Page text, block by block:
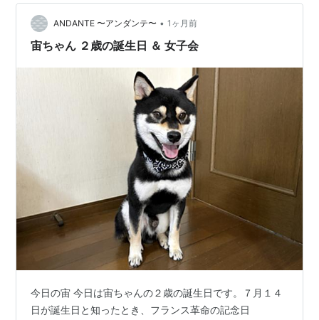
ブンッ！ブンッ！ 勢いよくおもちゃを振り回し始めま
す。 そして、そのイボイボが私の足にガンッ！ガンッ！
これが結構痛い（笑）。 「遊んでほしい」という気持ち
ANDANTE 〜アンダンテ〜 • 1ヶ月前
宙ちゃん ２歳の誕生日 ＆ 女子会
今日の宙 今日は宙ちゃんの２歳の誕生日です。７月１４
日が誕生日と知ったとき、フランス革命の記念日